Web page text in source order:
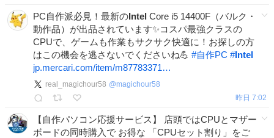
PC自作派必見！最新のIntel Core i5 14400F（バルク・
動作品）が出品されています✨コスパ最強クラスの
CPUで、ゲームも作業もサクサク快適に！お探しの方
はこの機会を逃さないでくださいね💪 #自作PC #Intel
jp.mercari.com/item/m87783371…
real_magichour58 @magichour58
昨日 7:02
【自作パソコン応援サービス】 店頭ではCPUとマザー
ボードの同時購入で お得な 「CPUセット割り」をご